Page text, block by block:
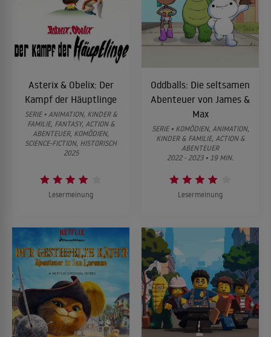
Asterix & Obelix: Der
Kampf der Häuptlinge
SERIE • ANIMATION, KINDER &
FAMILIE, FANTASY, ACTION &
ABENTEUER, KOMÖDIEN,
SCIENCE-FICTION, HISTORISCH
2025
Lesermeinung
Oddballs: Die seltsamen
Abenteuer von James &
Max
SERIE • KOMÖDIEN, ANIMATION,
KINDER & FAMILIE, ACTION &
ABENTEUER
2022 - 2023 • 19 MIN.
Lesermeinung